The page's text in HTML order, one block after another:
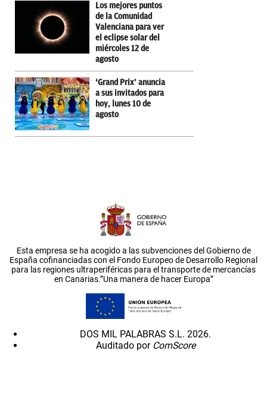
Los mejores puntos
de la Comunidad
Valenciana para ver
el eclipse solar del
miércoles 12 de
agosto
‘Grand Prix’ anuncia
a sus invitados para
hoy, lunes 10 de
agosto
Esta empresa se ha acogido a las subvenciones del Gobierno de
España cofinanciadas con el Fondo Europeo de Desarrollo Regional
para las regiones ultraperiféricas para el transporte de mercancías
en Canarias.”Una manera de hacer Europa”
DOS MIL PALABRAS S.L. 2026.
Auditado por ComScore